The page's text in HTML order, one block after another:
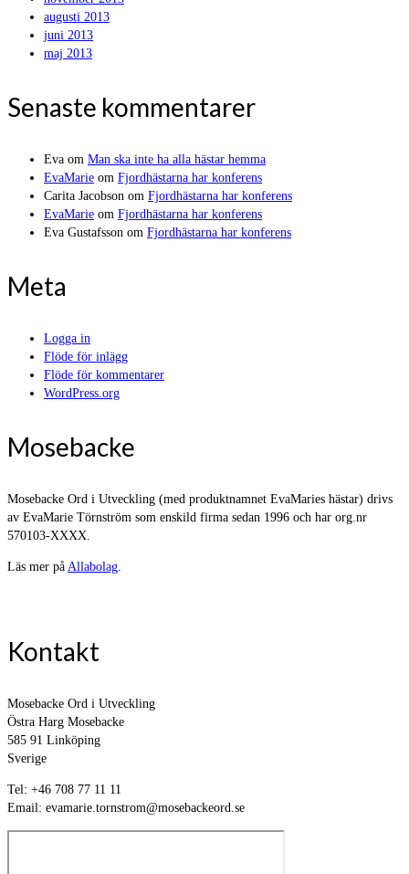
augusti 2013
juni 2013
maj 2013
Senaste kommentarer
Eva om Man ska inte ha alla hästar hemma
EvaMarie om Fjordhästarna har konferens
Carita Jacobson om Fjordhästarna har konferens
EvaMarie om Fjordhästarna har konferens
Eva Gustafsson om Fjordhästarna har konferens
Meta
Logga in
Flöde för inlägg
Flöde för kommentarer
WordPress.org
Mosebacke
Mosebacke Ord i Utveckling (med produktnamnet EvaMaries hästar) drivs
av EvaMarie Törnström som enskild firma sedan 1996 och har org.nr
570103-XXXX.
Läs mer på Allabolag
Kontakt
Mosebacke Ord i Utveckling
Östra Harg Mosebacke
585 91 Linköping
Sverige
Tel: +46 708 77 11 11
Email: evamarie.tornstrom@mosebackeord.se